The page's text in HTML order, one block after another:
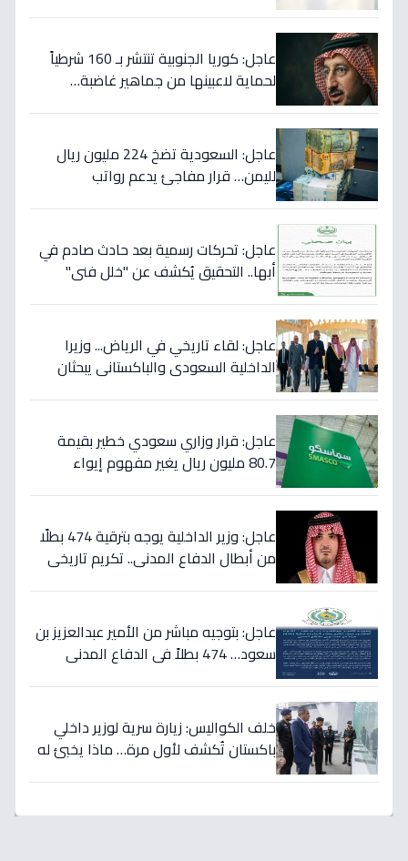
عاجل: كوريا الجنوبية تنتشر بـ 160 شرطياً
لحماية لاعبينها من جماهير غاضبة…
عاجل: السعودية تضخ 224 مليون ريال
لليمن… قرار مفاجئ يدعم رواتب
عاجل: تحركات رسمية بعد حادث صادم في
أبها.. التحقيق يُكشف عن "خلل فني"
عاجل: لقاء تاريخي في الرياض... وزيرا
الداخلية السعودي والباكستاني يبحثان
عاجل: قرار وزاري سعودي خطير بقيمة
80.7 مليون ريال يغير مفهوم إيواء
عاجل: وزير الداخلية يوجه بترقية 474 بطلًا
من أبطال الدفاع المدني.. تكريم تاريخي
عاجل: بتوجيه مباشر من الأمير عبدالعزيز بن
سعود… 474 بطلاً في الدفاع المدني
خلف الكواليس: زيارة سرية لوزير داخلي
باكستان تُكشف لأول مرة… ماذا يخبئ له